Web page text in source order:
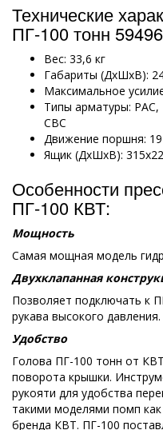
Технические
ПГ-100 тонн
Вес: 33,6 кг
Габариты (ДхШхВ):
Максимальное
Типы арматуры:
СВС
Движение поршня:
Ящик (ДхШхВ):
Особенности
ПГ-100 КВТ:
Мощность
Самая мощная модель
Двухклапанная
Позволяет подключать к
рукава высокого давления.
Удобство
Голова ПГ-100 тонн от
поворота крышки.
рукояти для удобства
такими моделями помп
бренда КВТ. ПГ-100